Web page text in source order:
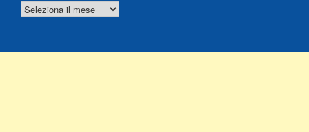
ARCHIVIO
NEWS